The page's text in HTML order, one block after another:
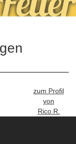
zum Profil
von
Rico R.